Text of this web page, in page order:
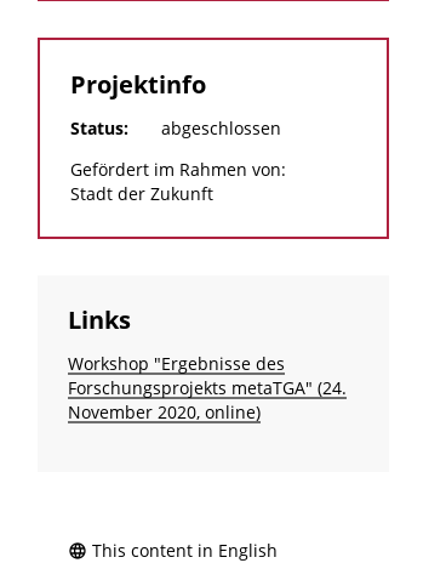
Projektinfo
Status:
abgeschlossen
Gefördert im Rahmen von:
Stadt der Zukunft
Links
Workshop "Ergebnisse des
Forschungsprojekts metaTGA" (24.
November 2020, online)
This content in English